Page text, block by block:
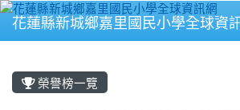
花蓮縣新城鄉嘉里國民小學全球資
榮譽榜一覽